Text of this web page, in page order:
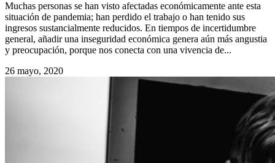
Muchas personas se han visto afectadas económicamente ante esta
situación de pandemia; han perdido el trabajo o han tenido sus
ingresos sustancialmente reducidos. En tiempos de incertidumbre
general, añadir una inseguridad económica genera aún más angustia
y preocupación, porque nos conecta con una vivencia de...
26 mayo, 2020